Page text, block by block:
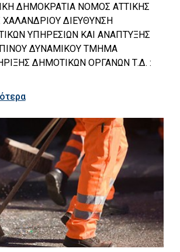
ΔΗΜΟΚΡΑΤΙΑ ΝΟΜΟΣ ΑΤΤΙΚΗΣ
ΔΙΕΥΘΥΝΣΗ
ΥΠΗΡΕΣΙΩΝ ΚΑΙ ΑΝΑΠΤΥΞΗΣ
ΔΥΝΑΜΙΚΟΥ ΤΜΗΜΑ
ΔΗΜΟΤΙΚΩΝ ΟΡΓΑΝΩΝ Τ.Δ. :